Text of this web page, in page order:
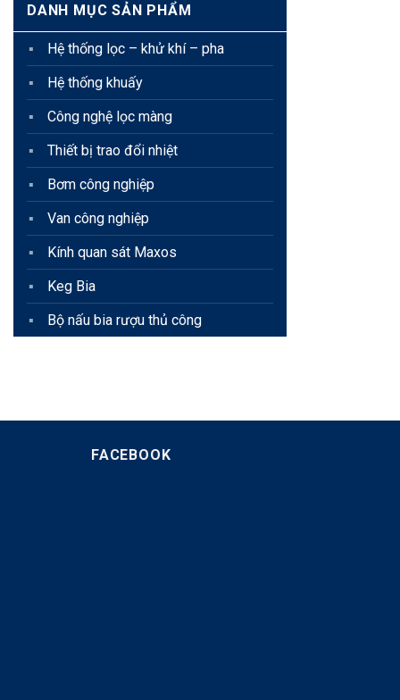
DANH MỤC SẢN PHẨM
Hệ thống lọc – khử khí – pha
Hệ thống khuấy
Công nghệ lọc màng
Thiết bị trao đổi nhiệt
Bơm công nghiệp
Van công nghiệp
Kính quan sát Maxos
Keg Bia
Bộ nấu bia rượu thủ công
FACEBOOK